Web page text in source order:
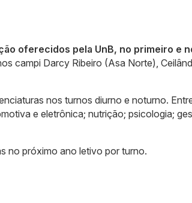
oferecidos pela UnB, no primeiro e
campi Darcy Ribeiro (Asa Norte),
nos turnos diurno e noturno.
e eletrônica; nutrição; psicologia;
no próximo ano letivo por turno.